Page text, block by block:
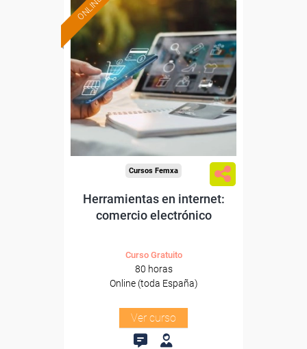
ONLINE
Formación 100%
subvencionada.
Para desempleados,
trabajadores y autónomos.
Sector
Cursos Femxa
Herramientas en internet:
comercio electrónico
Curso Gratuito
80 horas
Online (toda España)
Ver curso